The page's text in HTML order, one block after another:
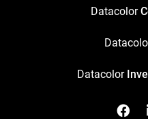
Datacolor
Datacolor